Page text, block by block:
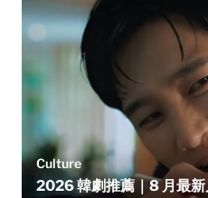
Culture
2026 韓劇推薦｜8 月最